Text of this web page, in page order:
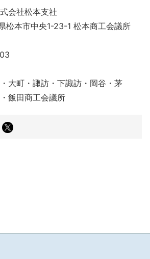
会社松本支社
松本市中央1-23-1 松本商工会議所
大町・諏訪・下諏訪・岡谷・茅
飯田商工会議所
X（旧